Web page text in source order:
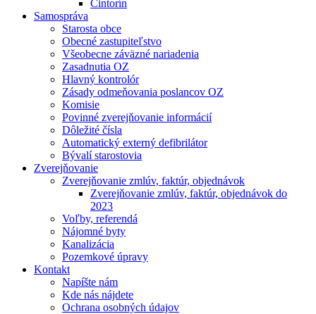
Cintorín
Samospráva
Starosta obce
Obecné zastupiteľstvo
Všeobecne záväzné nariadenia
Zasadnutia OZ
Hlavný kontrolór
Zásady odmeňovania poslancov OZ
Komisie
Povinné zverejňovanie informácií
Dôležité čísla
Automatický externý defibrilátor
Bývalí starostovia
Zverejňovanie
Zverejňovanie zmlúv, faktúr, objednávok
Zverejňovanie zmlúv, faktúr, objednávok do
2023
Voľby, referendá
Nájomné byty
Kanalizácia
Pozemkové úpravy
Kontakt
Napíšte nám
Kde nás nájdete
Ochrana osobných údajov